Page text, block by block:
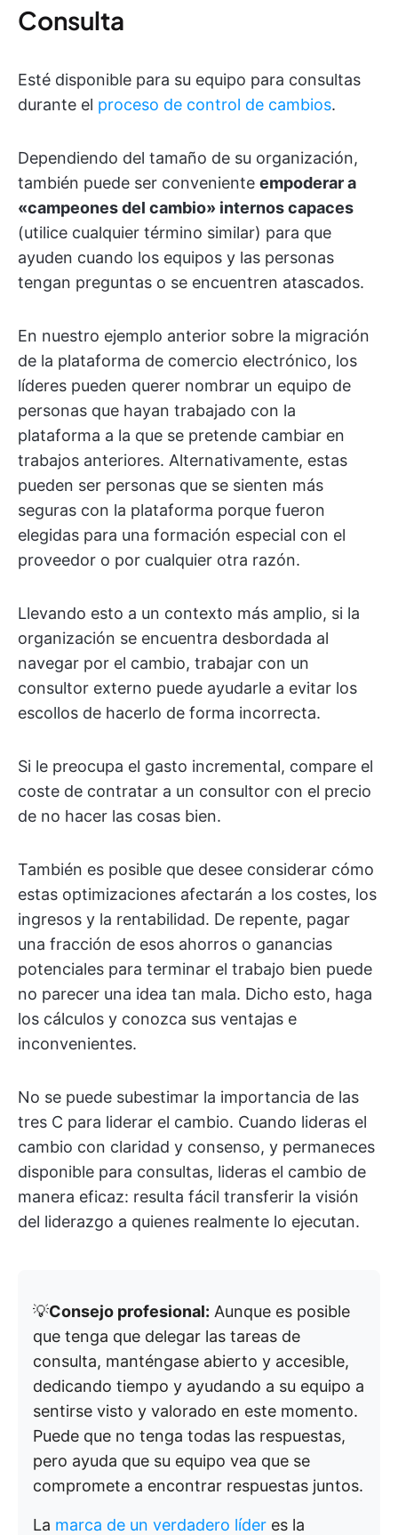
Consulta
Esté disponible para su equipo para consultas
durante el proceso de control de cambios.
Dependiendo del tamaño de su organización,
también puede ser conveniente empoderar a
«campeones del cambio» internos capaces
(utilice cualquier término similar) para que
ayuden cuando los equipos y las personas
tengan preguntas o se encuentren atascados.
En nuestro ejemplo anterior sobre la migración
de la plataforma de comercio electrónico, los
líderes pueden querer nombrar un equipo de
personas que hayan trabajado con la
plataforma a la que se pretende cambiar en
trabajos anteriores. Alternativamente, estas
pueden ser personas que se sienten más
seguras con la plataforma porque fueron
elegidas para una formación especial con el
proveedor o por cualquier otra razón.
Llevando esto a un contexto más amplio, si la
organización se encuentra desbordada al
navegar por el cambio, trabajar con un
consultor externo puede ayudarle a evitar los
escollos de hacerlo de forma incorrecta.
Si le preocupa el gasto incremental, compare el
coste de contratar a un consultor con el precio
de no hacer las cosas bien.
También es posible que desee considerar cómo
estas optimizaciones afectarán a los costes, los
ingresos y la rentabilidad. De repente, pagar
una fracción de esos ahorros o ganancias
potenciales para terminar el trabajo bien puede
no parecer una idea tan mala. Dicho esto, haga
los cálculos y conozca sus ventajas e
inconvenientes.
No se puede subestimar la importancia de las
tres C para liderar el cambio. Cuando lideras el
cambio con claridad y consenso, y permaneces
disponible para consultas, lideras el cambio de
manera eficaz: resulta fácil transferir la visión
del liderazgo a quienes realmente lo ejecutan.
💡Consejo profesional: Aunque es posible
que tenga que delegar las tareas de
consulta, manténgase abierto y accesible,
dedicando tiempo y ayudando a su equipo a
sentirse visto y valorado en este momento.
Puede que no tenga todas las respuestas,
pero ayuda que su equipo vea que se
compromete a encontrar respuestas juntos.
La marca de un verdadero líder es la